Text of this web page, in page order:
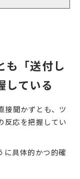
も「送付し
している
接聞かずとも、ツ
反応を把握してい
に具体的かつ的確